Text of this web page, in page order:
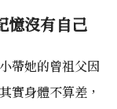
憶沒有自己
帶她的曾祖父因
實身體不算差，